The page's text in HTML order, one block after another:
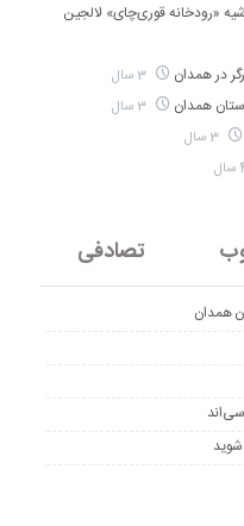
تصادفی
همدان
«رودخانه قوری‌چای» لالجین
در همدان 3 سال
همدان 3 سال
3 سال